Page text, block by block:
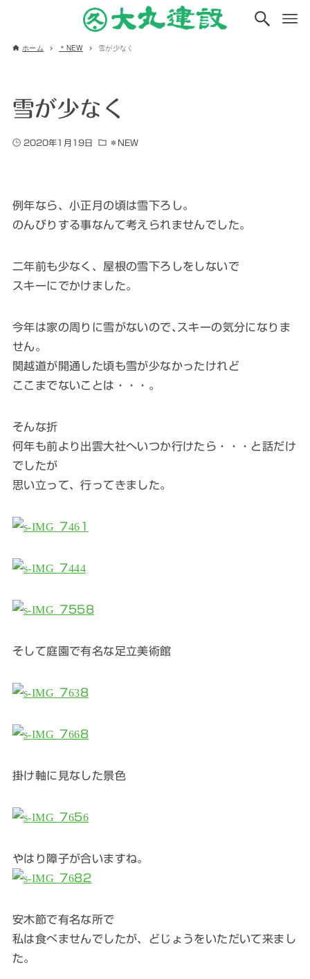
ホーム ＊NEW 雪が少なく
雪が少なく
2020年1月19日 ＊NEW
例年なら、小正月の頃は雪下ろし。
のんびりする事なんて考えられませんでした。
二年前も少なく、屋根の雪下ろしをしないで
スキーにでかけました。
今年は家の周りに雪がないので､スキーの気分になりま
せん。
関越道が開通した頃も雪が少なかったけれど
ここまでないことは・・・。
そんな折
何年も前より出雲大社へいつか行けたら・・・と話だけ
でしたが
思い立って、行ってきました。
そして庭園で有名な足立美術館
掛け軸に見なした景色
やはり障子が合いますね。
安木節で有名な所で
私は食べませんでしたが、どじょうをいただいて来まし
た。